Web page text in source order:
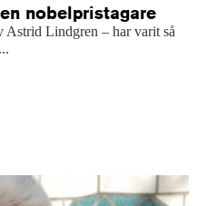
nobelpristagare
Astrid Lindgren – har varit så